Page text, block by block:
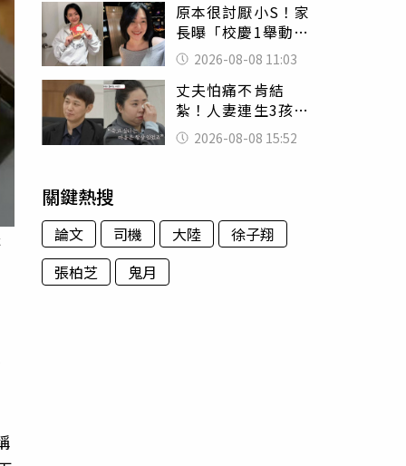
原本很討厭小S！家
長曝「校慶1舉動」
讓她徹底改觀 網
友洗版認證
2026-08-08 11:03
丈夫怕痛不肯結
紮！人妻連生3孩
控遭家暴淚喊：真
的好累
2026-08-08 15:52
關鍵熱搜
論文 司機 大陸
徐子翔
張柏芝
鬼月